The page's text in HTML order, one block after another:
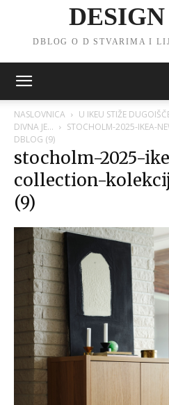
DBLOG O D STVARIMA I
NASLOVNICA
U IKEU STIŽE
DIVNA JE…
STOCHOLM-2025-IKEA-
DBLOG (9)
stocholm-2025-
collection-
(9)